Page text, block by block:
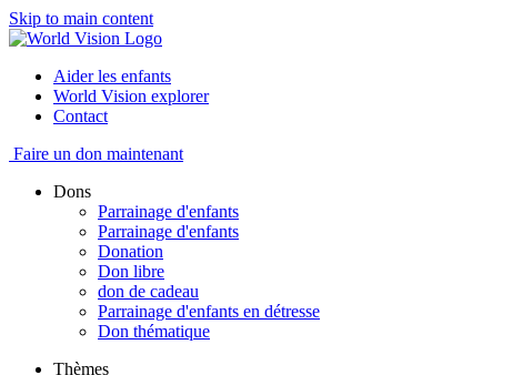
Skip to main content
Aider les enfants
World Vision explorer
Contact
Faire un don maintenant
Dons
Parrainage d'enfants
Parrainage d'enfants
Donation
Don libre
don de cadeau
Parrainage d'enfants en détresse
Don thématique
Thèmes